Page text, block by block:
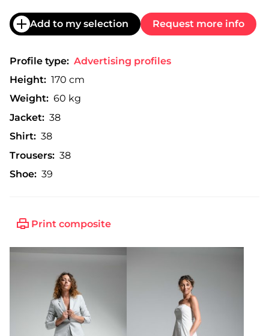
Add to my selection Request more info
Profile type: Advertising profiles
Height: 170 cm
Weight: 60 kg
Jacket: 38
Shirt: 38
Trousers: 38
Shoe: 39
Print composite